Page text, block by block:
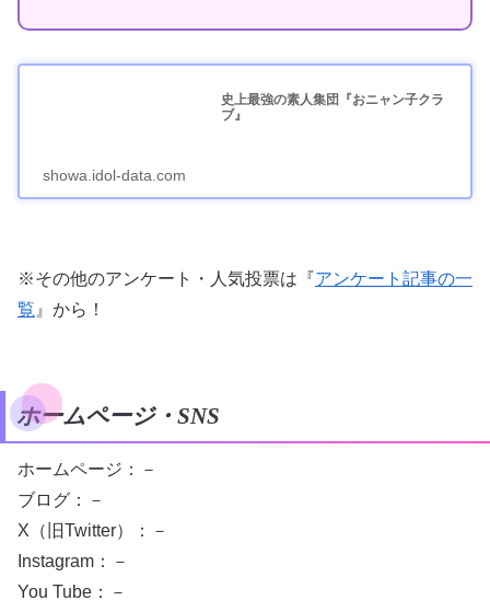
史上最強の素人集団『おニャン子クラ
ブ』
showa.idol-data.com
※その他のアンケート・人気投票は『アンケート記事の一
覧 』から！
ホームページ・SNS
ホームページ：－
ブログ：－
X（旧Twitter）：－
Instagram：－
You Tube：－